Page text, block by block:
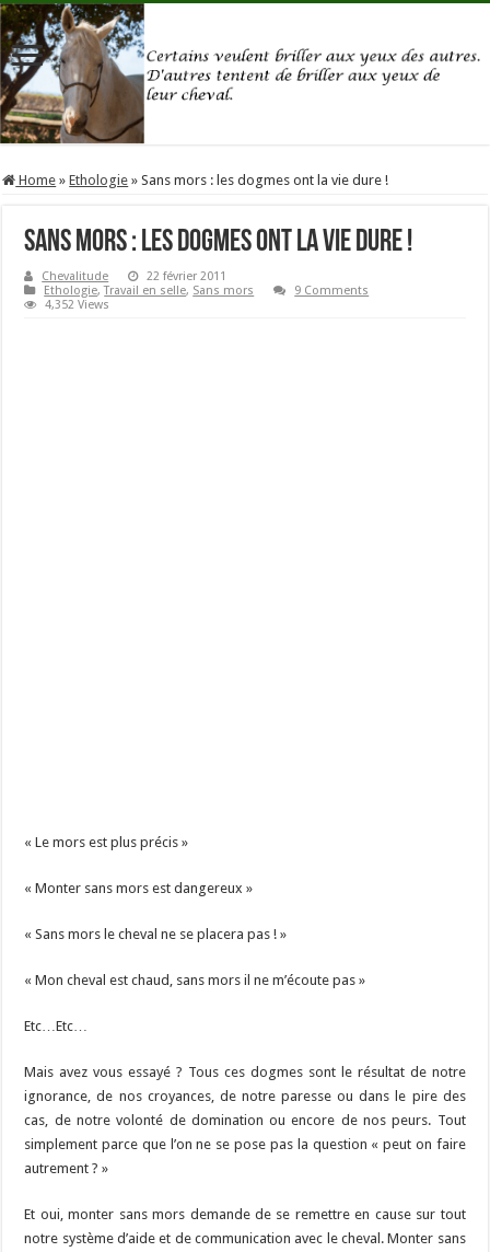
Home » Ethologie » Sans mors : les dogmes ont la vie dure !
Sans mors : les dogmes ont la vie dure !
Chevalitude
22 février 2011
Ethologie,Travail en selle, Sans mors
9 Comments
4,352 Views
« Le mors est plus précis »
« Monter sans mors est dangereux »
« Sans mors le cheval ne se placera pas ! »
« Mon cheval est chaud, sans mors il ne m’écoute pas »
Etc…Etc…
Mais avez vous essayé ? Tous ces dogmes sont le résultat de notre
ignorance, de nos croyances, de notre paresse ou dans le pire des
cas, de notre volonté de domination ou encore de nos peurs. Tout
simplement parce que l’on ne se pose pas la question « peut on faire
autrement ? »
Et oui, monter sans mors demande de se remettre en cause sur tout
notre système d’aide et de communication avec le cheval. Monter sans